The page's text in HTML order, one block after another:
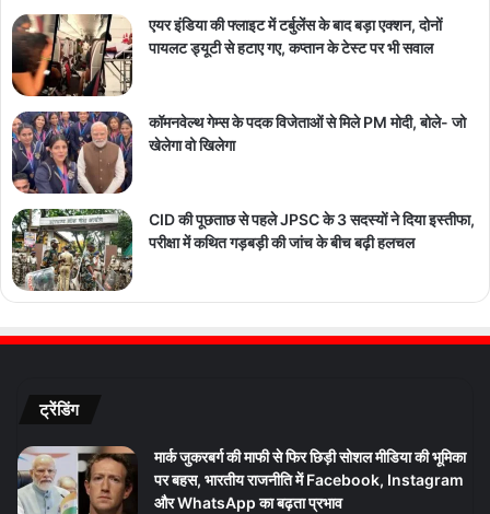
एयर इंडिया की फ्लाइट में टर्बुलेंस के बाद बड़ा एक्शन, दोनों
पायलट ड्यूटी से हटाए गए, कप्तान के टेस्ट पर भी सवाल
कॉमनवेल्थ गेम्स के पदक विजेताओं से मिले PM मोदी, बोले- जो
खेलेगा वो खिलेगा
CID की पूछताछ से पहले JPSC के 3 सदस्यों ने दिया इस्तीफा,
परीक्षा में कथित गड़बड़ी की जांच के बीच बढ़ी हलचल
ट्रेंडिंग
मार्क जुकरबर्ग की माफी से फिर छिड़ी सोशल मीडिया की भूमिका
पर बहस, भारतीय राजनीति में Facebook, Instagram
और WhatsApp का बढ़ता प्रभाव